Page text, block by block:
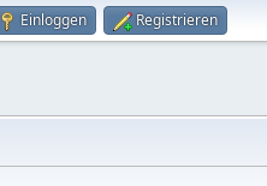
Einloggen Registrieren